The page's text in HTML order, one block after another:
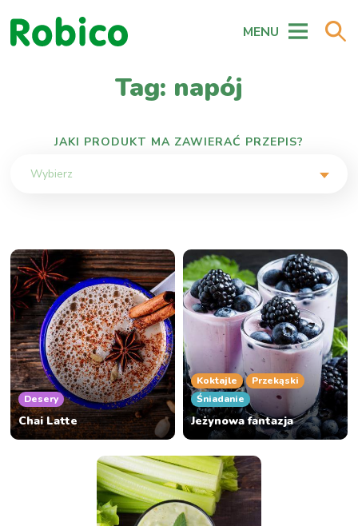
MENU
Tag: napój
JAKI PRODUKT MA ZAWIERAĆ PRZEPIS?
Wybierz
Desery
Chai Latte
Koktajle
Przekąski
Śniadanie
Jeżynowa fantazja